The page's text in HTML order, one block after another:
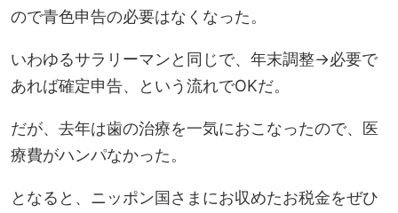
ので青色申告の必要はなくなった。
いわゆるサラリーマンと同じで、年末調整→必要で
あれば確定申告、という流れでOKだ。
だが、去年は歯の治療を一気におこなったので、医
療費がハンパなかった。
となると、ニッポン国さまにお収めたお税金をぜひ